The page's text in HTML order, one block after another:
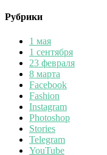
Рубрики
1 мая
1 сентября
23 февраля
8 марта
Facebook
Fashion
Instagram
Photoshop
Stories
Telegram
YouTube